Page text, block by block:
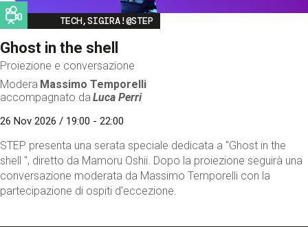
Image
TECH,SIGIRA!@STEP
Ghost in the shell
Proiezione e conversazione
Modera Massimo Temporelli
accompagnato da Luca Perri
26 Nov 2026 / 19:00 - 22:00
STEP presenta una serata speciale dedicata a "Ghost in the
shell ", diretto da Mamoru Oshii. Dopo la proiezione seguirà una
conversazione moderata da Massimo Temporelli con la
partecipazione di ospiti d'eccezione.